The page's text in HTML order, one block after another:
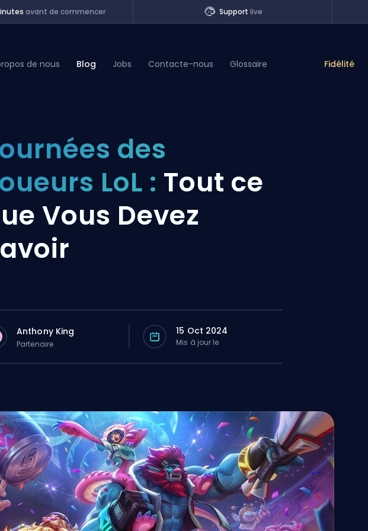
avant de commencer Support live
de nous Blog Jobs Contacte-nous Glossaire Fidélité
des
LoL : Tout ce
Vous Devez
Anthony King
Partenaire
15 Oct 2024
Mis à jour le